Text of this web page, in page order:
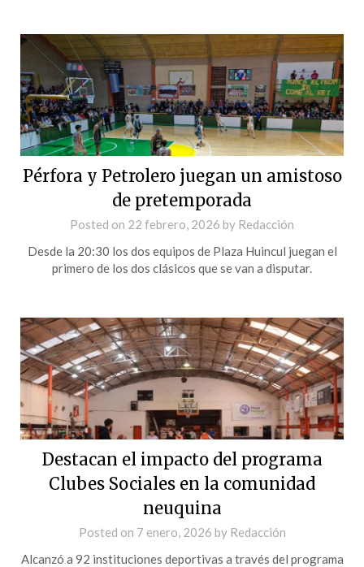
Pérfora y Petrolero juegan un amistoso
de pretemporada
Posted on 22 febrero, 2026 by Redacción
Desde la 20:30 los dos equipos de Plaza Huincul juegan el
primero de los dos clásicos que se van a disputar.
Destacan el impacto del programa
Clubes Sociales en la comunidad
neuquina
Posted on 7 enero, 2026 by Redacción
Alcanzó a 92 instituciones deportivas a través del programa